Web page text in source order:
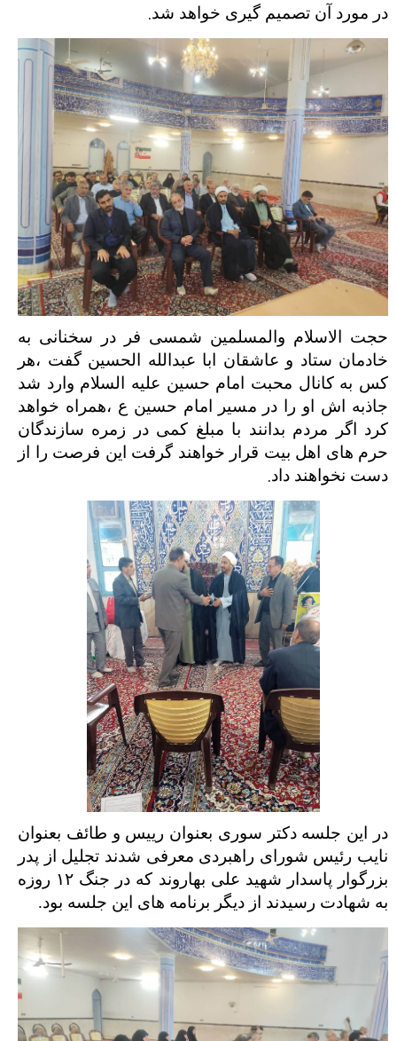
در مورد آن تصمیم گیری خواهد شد.
حجت الاسلام والمسلمین شمسی فر در سخنانی به
خادمان ستاد و عاشقان ابا عبدالله الحسین گفت ،هر
کس به کانال محبت امام حسین علیه السلام وارد شد
جاذبه اش او را در مسیر امام حسین ع ،همراه خواهد
کرد اگر مردم بدانند با مبلغ کمی در زمره سازندگان
حرم های اهل بیت قرار خواهند گرفت این فرصت را از
دست نخواهند داد.
در این جلسه دکتر سوری بعنوان رییس و طائف بعنوان
نایب رئیس شورای راهبردی معرفی شدند تجلیل از پدر
بزرگوار پاسدار شهید علی بهاروند که در جنگ ۱۲ روزه
به شهادت رسیدند از دیگر برنامه های این جلسه بود.